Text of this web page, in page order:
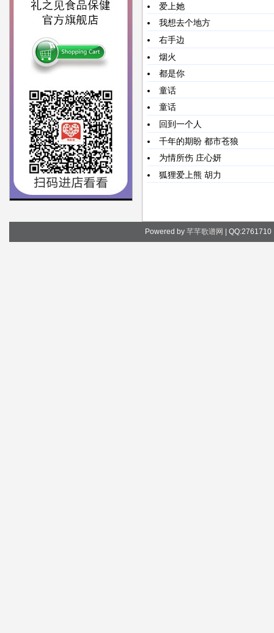
爱上她
我想去个地方
右手边
烟火
都是你
童话
童话
回到一个人
千年的期盼 都市苍狼
为情所伤 庄心妍
狐狸爱上熊 胡力
Powered by 芊芊歌谱网 |